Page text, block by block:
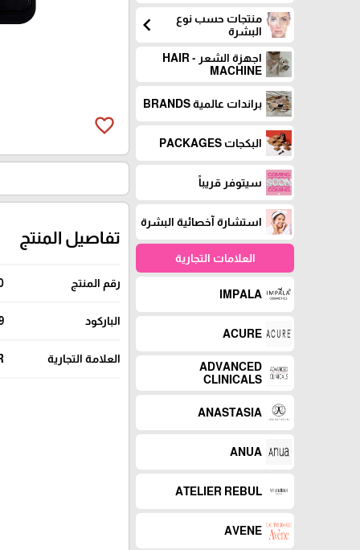
منتجات حسب نوع
البشرة
chevron_left
اجهزة الشعر - HAIR
MACHINE
براندات عالمية BRANDS
البكجات PACKAGES
سيتوفر قريباً
استشارة آخصائية البشرة
العلامات التجارية
IMPALA
ACURE
ADVANCED
CLINICALS
ANASTASIA
ANUA
ATELIER REBUL
AVENE
favorite_border
تفاصيل المنتج
رقم المنتج
الباركود
العلامة التجارية